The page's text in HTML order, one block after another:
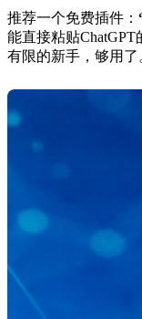
推荐一个免费插件：
能直接粘贴
有限的新手，够用了